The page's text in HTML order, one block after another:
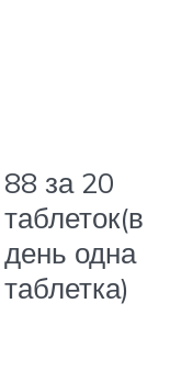
88 за 20
таблеток(в
день одна
таблетка)